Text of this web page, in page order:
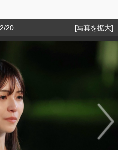
2/20 [写真を拡大]